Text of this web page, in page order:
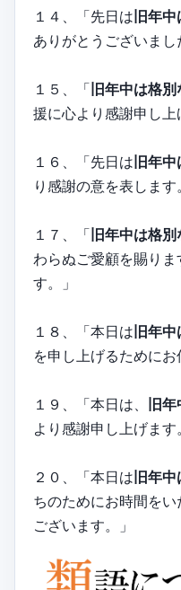
１４、「先日は旧年
ありがとうございまし
１５、「旧年中は格
援に心より感謝申し上
１６、「先日は旧年
り感謝の意を表します
１７、「旧年中は格
わらぬご愛顧を賜り
す。」
１８、「本日は旧年
を申し上げるためにお
１９、「本日は、 旧
より感謝申し上げます
２０、「本日は旧年
ちのためにお時間を
ございます。」